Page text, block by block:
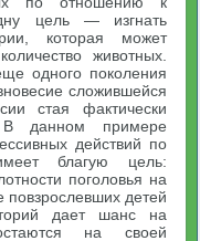
цель — изгнать
которая может
животных.
одного поколения
сложившейся
стая фактически
В данном примере
действий по
благую цель:
поголовья на
повзрослевших детей
дает шанс на
на своей